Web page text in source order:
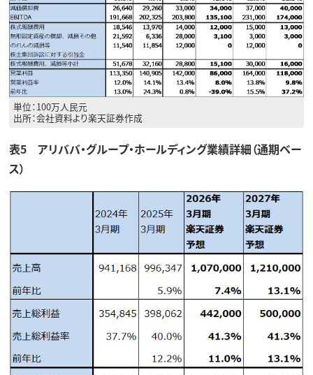
単位：100万人民元
出所：会社資料より楽天証券作成
表5 アリババ・グループ・ホールディング業績詳細（通期ベー
ス）